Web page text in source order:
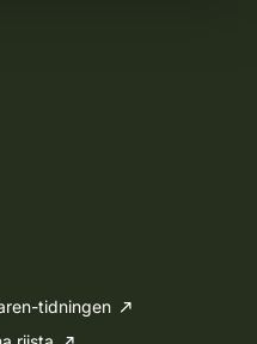
tidningen